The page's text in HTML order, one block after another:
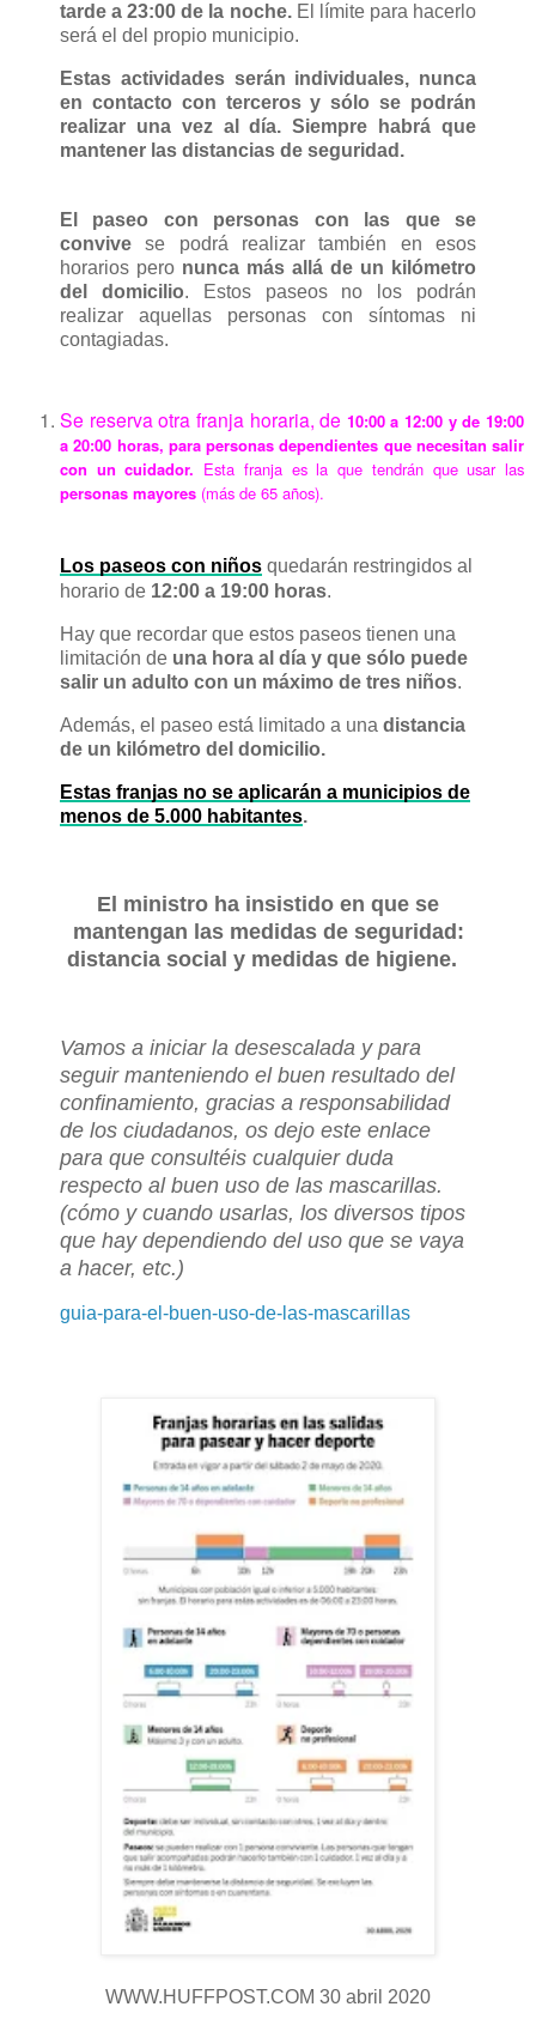
tarde a 23:00 de la noche. El límite para hacerlo
será el del propio municipio.
Estas actividades serán individuales, nunca
en contacto con terceros y sólo se podrán
realizar una vez al día. Siempre habrá que
mantener las distancias de seguridad.
El paseo con personas con las que se
convivese podrá realizar también en esos
horarios pero nunca más allá de un kilómetro
del domicilio. Estos paseos no los podrán
realizar aquellas personas con síntomas ni
contagiadas.
Se reserva otra franja horaria, de 10:00 a 12:00 y de 19:00
a 20:00 horas, para personas dependientes que necesitan salir
con un cuidador. Esta franja es la que tendrán que usar las
personas mayores (más de 65 años).
Los paseos con niños quedarán restringidos al
horario de 12:00 a 19:00 horas.
Hay que recordar que estos paseos tienen una
limitación de una hora al día y que sólo puede
salir un adulto con un máximo de tres niños.
Además, el paseo está limitado a una distancia
de un kilómetro del domicilio.
Estas franjas no se aplicarán a municipios de
menos de 5.000 habitantes.
El ministro ha insistido en que se
mantengan las medidas de seguridad:
distancia social y medidas de higiene.
Vamos a iniciar la desescalada y para
seguir manteniendo el buen resultado del
confinamiento, gracias a responsabilidad
de los ciudadanos, os dejo este enlace
para que consultéis cualquier duda
respecto al buen uso de las mascarillas.
(cómo y cuando usarlas, los diversos tipos
que hay dependiendo del uso que se vaya
a hacer, etc.)
guia-para-el-buen-uso-de-las-mascarillas
WWW.HUFFPOST.COM 30 abril 2020